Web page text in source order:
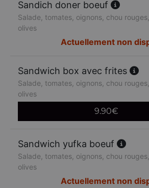
Sandich doner boeuf
Salade, tomates, oignons, chou
olives
Actuellement non
Sandwich box avec frites
Salade, tomates, oignons, chou
olives
9.90€
Sandwich yufka boeuf
Salade, tomates, oignons, chou
olives
Actuellement non